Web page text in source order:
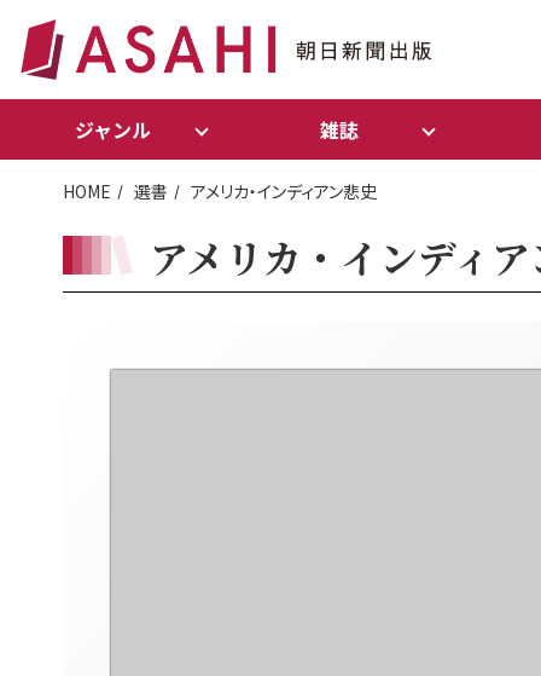
ジャンル 雑誌
HOME 選書 アメリカ・インディアン悲史
アメリカ・インディ